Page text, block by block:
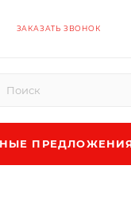
ЗАКАЗАТЬ ЗВОНОК